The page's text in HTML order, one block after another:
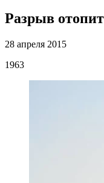
Разрыв
28 апреля 2015
1963